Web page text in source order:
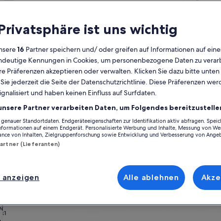
Derzeit
die
Monate
August
2026
und
September
angezeigt.
MoMontag
DiDienstag
MiMittwoch
DoDonnerstag
Fr Freitag
SaSamstag
SoSonntag
3 4 5 6 7 8 9
10 11 12
23
30
31
MoMontag
Di
7 8 9
21 22
28 29
gelegen ist. Ferienhäuser und -wohnungen bieten dir und deinen
Garten. Und auch wenn du nach Raucheroptionen oder
– Rügenbrücke
in Barth
(26 Bewertungen)
/ Wohnung Erdgeschoss / WLAN vorhanden
Bildergalerie
Außergewöhnlich
Exklusives Ferienhaus, Strandnähe, 3
ist uns wichtig
16 Partner speichern und/ oder greifen auf Informationen auf
Kennungen in Cookies, um personenbezogene Daten zu
Präferenzen akzeptieren oder verwalten. Klicken Sie dazu bitte
jederzeit die Seite der Datenschutzrichtlinie. Diese Präferenzen
und haben keinen Einfluss auf Surfdaten.
Partner verarbeiten Daten, um Folgendes
Standortdaten. Endgeräteeigenschaften zur Identifikation aktiv abfragen.
auf einem Endgerät. Personalisierte Werbung und Inhalte, Messung von
von Inhalten, Zielgruppenforschung sowie Entwicklung und Verbesserung von
(Lieferanten)
Alle ablehnen